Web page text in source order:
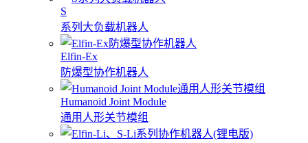
S
系列大负载机器人
Elfin-Ex
防爆型协作机器人
Humanoid Joint Module
通用人形关节模组